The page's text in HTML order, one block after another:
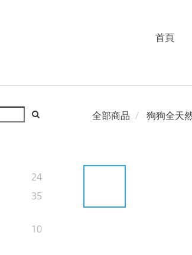
首頁
24
35
10
全部商品 狗狗全天